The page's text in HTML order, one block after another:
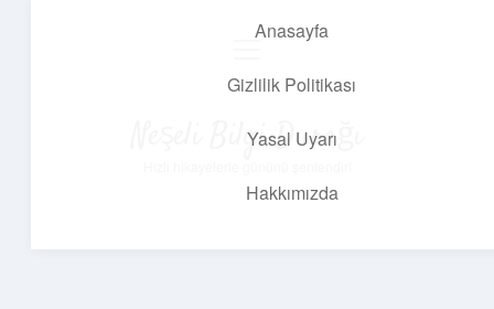
Anasayfa
Gizlilik Politikası
Yasal Uyarı
Hakkımızda
Neşeli Bilgi Durağı